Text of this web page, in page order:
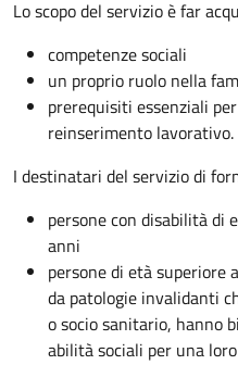
Lo scopo del servizio è far
competenze sociali
un proprio ruolo nella
prerequisiti essenziali
reinserimento lavorativo.
I destinatari del servizio di
persone con disabilità di
anni
persone di età superiore
da patologie invalidanti
o socio sanitario, hanno
abilità sociali per una